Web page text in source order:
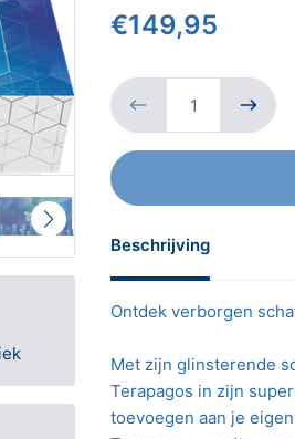
€149,95
Beschrijving
Ontdek verborgen
Met zijn glinsterende
Terapagos in zijn
toevoegen aan je